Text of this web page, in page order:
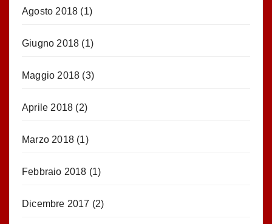
Agosto 2018 (1)
Giugno 2018 (1)
Maggio 2018 (3)
Aprile 2018 (2)
Marzo 2018 (1)
Febbraio 2018 (1)
Dicembre 2017 (2)